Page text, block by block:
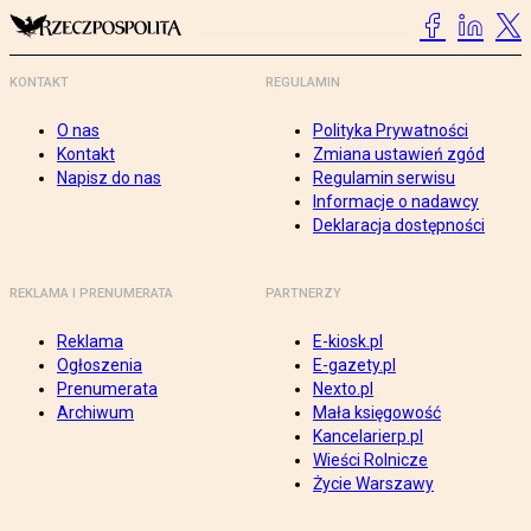
KONTAKT
O nas
Kontakt
Napisz do nas
REGULAMIN
Polityka Prywatności
Zmiana ustawień zgód
Regulamin serwisu
Informacje o nadawcy
Deklaracja dostępności
REKLAMA I PRENUMERATA
Reklama
Ogłoszenia
Prenumerata
Archiwum
PARTNERZY
E-kiosk.pl
E-gazety.pl
Nexto.pl
Mała księgowość
Kancelarierp.pl
Wieści Rolnicze
Życie Warszawy